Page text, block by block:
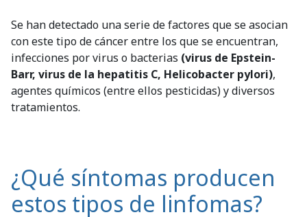
Se han detectado una serie de factores que se asocian
con este tipo de cáncer entre los que se encuentran,
infecciones por virus o bacterias (virus de Epstein-
Barr, virus de la hepatitis C, Helicobacter pylori),
agentes químicos (entre ellos pesticidas) y diversos
tratamientos.
¿Qué síntomas producen
estos tipos de linfomas?